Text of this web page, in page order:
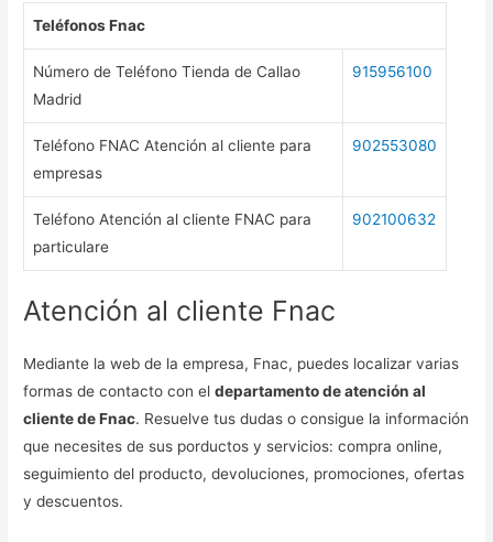
Teléfonos Fnac
Número de Teléfono Tienda de Callao
Madrid
915956100
Teléfono FNAC Atención al cliente para
empresas
902553080
Teléfono Atención al cliente FNAC para
particulare
902100632
Atención al cliente Fnac
Mediante la web de la empresa, Fnac, puedes localizar varias
formas de contacto con eldepartamento de atención al
cliente de Fnac. Resuelve tus dudas o consigue la información
que necesites de sus porductos y servicios: compra online,
seguimiento del producto, devoluciones, promociones, ofertas
y descuentos.